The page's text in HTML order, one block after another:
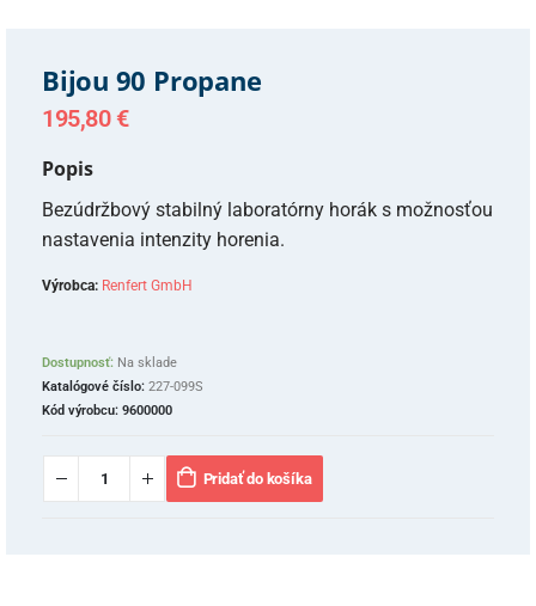
Bijou 90 Propane
195,80 €
Popis
Bezúdržbový stabilný laboratórny horák s možnosťou
nastavenia intenzity horenia.
Výrobca: Renfert GmbH
Dostupnosť: Na sklade
Katalógové číslo: 227-099S
Kód výrobcu: 9600000
Pridať do košíka